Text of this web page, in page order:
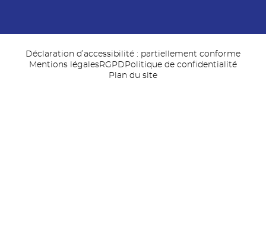
Déclaration d’accessibilité : partiellement conforme
Mentions légalesRGPD Politique de confidentialité
Plan du site